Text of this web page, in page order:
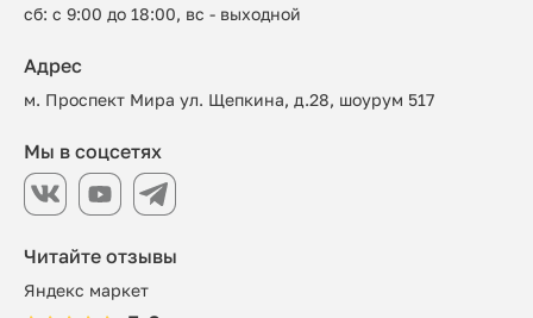
сб: с 9:00 до 18:00, вс - выходной
Читайте отзывы
Яндекс маркет
Адрес
м. Проспект Мира ул. Щепкина, д.28, шоурум 517
Мы в соцсетях